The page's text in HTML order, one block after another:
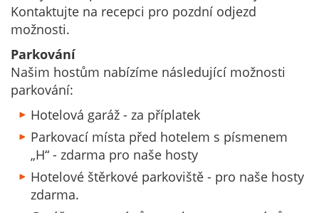
Kontaktujte na recepci pro pozdní odjezd
možnosti.
Parkování
Našim hostům nabízíme následující možnosti
parkování:
Hotelová garáž - za příplatek
Parkovací místa před hotelem s písmenem
„H“ - zdarma pro naše hosty
Hotelové štěrkové parkoviště - pro naše hosty
zdarma.